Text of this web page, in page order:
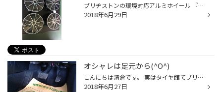
ブリヂストンの環境対応アルミホイール 『エコフォルム』 豊富なデザイン・カラーと省資源、コストパフォーマンスを 高次元でバランスさせた人気商品です。 今回は「ＣＲＳ１５」をニッサン リーフに装着しました!! ブリジストンのお手頃 軽量ホイール すっきりデザインなのでどんなお車にもピッタ...
2018年6月29日
オシャレは足元から(^O^)
こんにちは清倉です。 実はタイヤ館てブリヂストンのタイヤだけじゃないんです。 足廻りの交換や小物あとはこんなことまでやってます↓ 今回、ハリアーのアクセル・ブレーキ・フットレストをかっこいい アルミペダルに交換しました(≧∀≦) オシャレでスポーティな仕上がりになりました♪ 商品や作業内容...
2018年6月27日